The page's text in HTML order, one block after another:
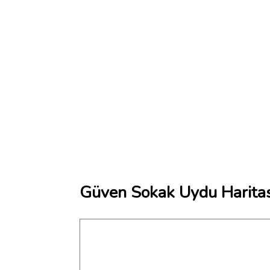
Güven Sokak Uydu